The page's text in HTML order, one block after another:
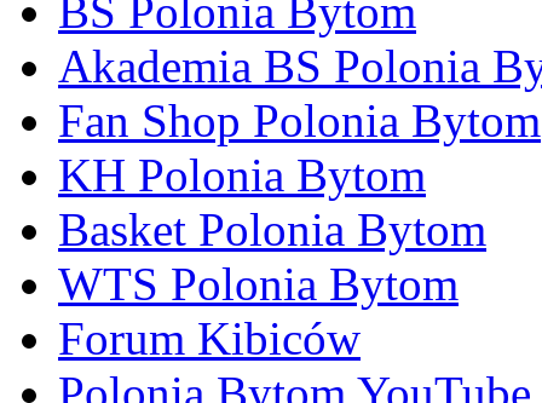
BS Polonia Bytom
Akademia BS Polonia
Fan Shop Polonia Bytom
KH Polonia Bytom
Basket Polonia Bytom
WTS Polonia Bytom
Forum Kibiców